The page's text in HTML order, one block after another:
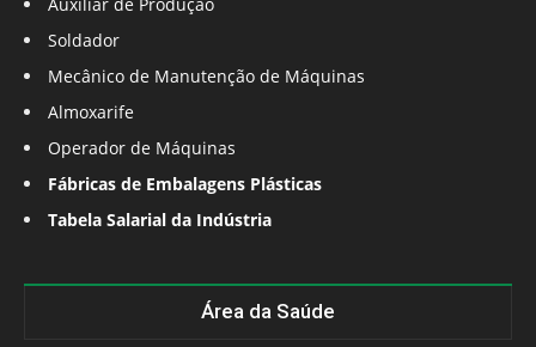
Auxiliar de Produção
Soldador
Mecânico de Manutenção de Máquinas
Almoxarife
Operador de Máquinas
Fábricas de Embalagens Plásticas
Tabela Salarial da Indústria
Área da Saúde